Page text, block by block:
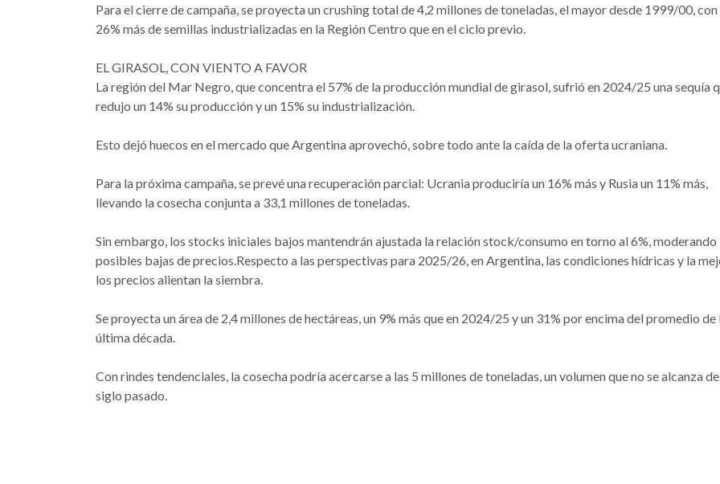
Para el cierre de campaña, se proyecta un crushing total de 4,2 millones de toneladas, el mayor desde 1999/00, con
26% más de semillas industrializadas en la Región Centro que en el ciclo previo.
EL GIRASOL, CON VIENTO A FAVOR
La región del Mar Negro, que concentra el 57% de la producción mundial de girasol, sufrió en 2024/25 una sequía
redujo un 14% su producción y un 15% su industrialización.
Esto dejó huecos en el mercado que Argentina aprovechó, sobre todo ante la caída de la oferta ucraniana.
Para la próxima campaña, se prevé una recuperación parcial: Ucrania produciría un 16% más y Rusia un 11% más,
llevando la cosecha conjunta a 33,1 millones de toneladas.
Sin embargo, los stocks iniciales bajos mantendrán ajustada la relación stock/consumo en torno al 6%, moderando
posibles bajas de precios.Respecto a las perspectivas para 2025/26, en Argentina, las condiciones hídricas y la
los precios alientan la siembra.
Se proyecta un área de 2,4 millones de hectáreas, un 9% más que en 2024/25 y un 31% por encima del promedio de
última década.
Con rindes tendenciales, la cosecha podría acercarse a las 5 millones de toneladas, un volumen que no se alcanza
siglo pasado.